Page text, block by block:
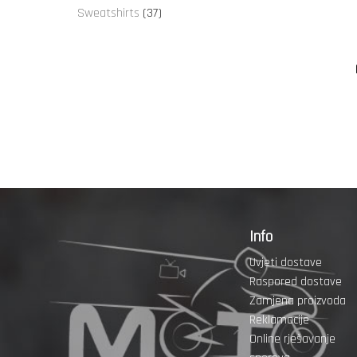
proizvoda
Sweatshirts 3737
Info
Uvjeti dostave
Raspored dostave
Zamjena proizvoda
Reklamacije
Online rješavanje